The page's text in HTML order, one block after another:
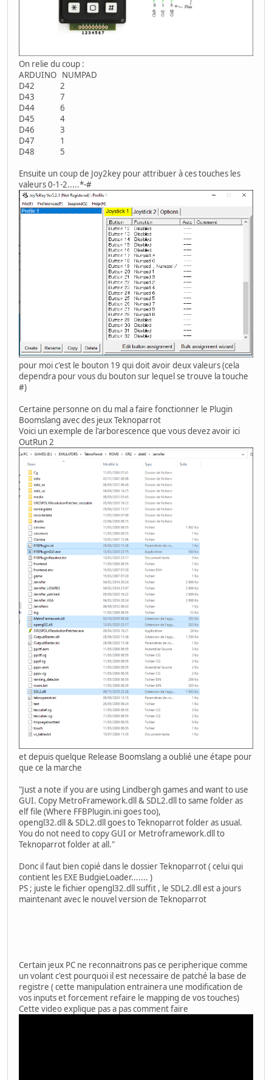
On relie du coup :
ARDUINO NUMPAD
D42 2
D43 7
D44 6
D45 4
D46 3
D47 1
D48 5
Ensuite un coup de Joy2key pour attribuer à ces touches les
valeurs 0-1-2.....*-#
pour moi c'est le bouton 19 qui doit avoir deux valeurs (cela
dependra pour vous du bouton sur lequel se trouve la touche
#)
Certaine personne on du mal a faire fonctionner le Plugin
Boomslang avec des jeux Teknoparrot
Voici un exemple de l'arborescence que vous devez avoir ici
OutRun 2
et depuis quelque Release Boomslang a oublié une étape pour
que ce la marche
"Just a note if you are using Lindbergh games and want to use
GUI. Copy MetroFramework.dll & SDL2.dll to same folder as
elf file (Where FFBPlugin.ini goes too),
opengl32.dll & SDL2.dll goes to Teknoparrot folder as usual.
You do not need to copy GUI or Metroframework.dll to
Teknoparrot folder at all."
Donc il faut bien copié dans le dossier Teknoparrot ( celui qui
contient les EXE BudgieLoader....... )
PS ; juste le fichier opengl32.dll suffit , le SDL2.dll est a jours
maintenant avec le nouvel version de Teknoparrot
Certain jeux PC ne reconnaitrons pas ce peripherique comme
un volant c'est pourquoi il est necessaire de patché la base de
registre ( cette manipulation entrainera une modification de
vos inputs et forcement refaire le mapping de vos touches)
Cette video explique pas a pas comment faire